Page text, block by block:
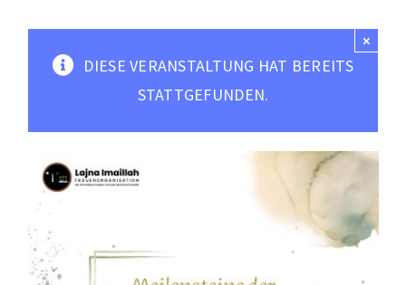
DIESE VERANSTALTUNG HAT BEREITS
STATTGEFUNDEN.
×